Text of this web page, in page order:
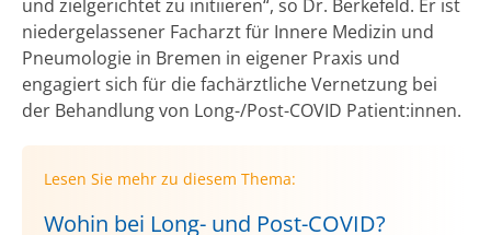
und zielgerichtet zu initiieren“, so Dr. Berkefeld. Er ist
niedergelassener Facharzt für Innere Medizin und
Pneumologie in Bremen in eigener Praxis und
engagiert sich für die fachärztliche Vernetzung bei
der Behandlung von Long-/Post-COVID Patient:innen.
Lesen Sie mehr zu diesem Thema:
Wohin bei Long- und Post-COVID?